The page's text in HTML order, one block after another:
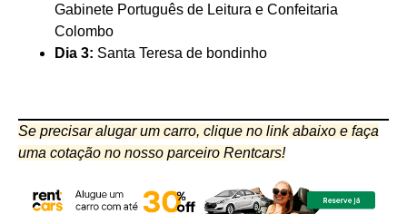
Gabinete Português de Leitura e Confeitaria
Colombo
Dia 3: Santa Teresa de bondinho
Se precisar alugar um carro, clique no link abaixo e faça
uma cotação no nosso parceiro Rentcars!